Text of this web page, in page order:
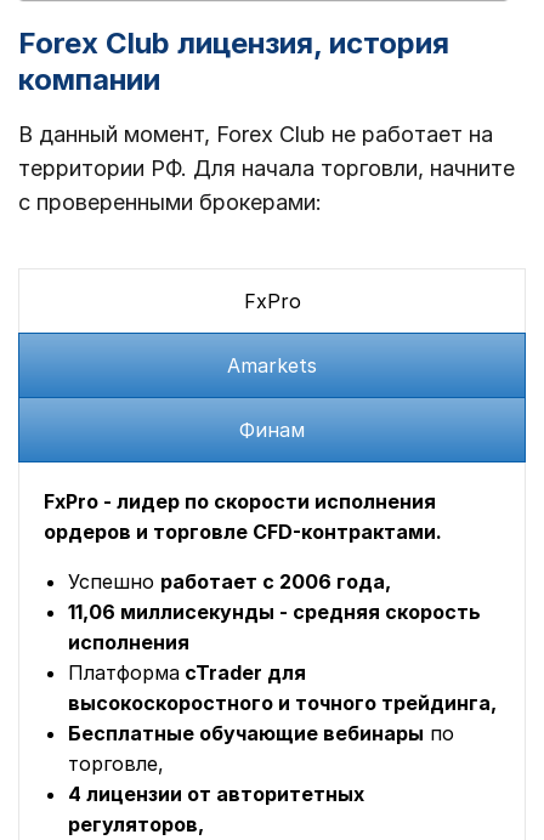
Forex Club лицензия, история
компании
В данный момент, Forex Club не работает на
территории РФ. Для начала торговли, начните
с проверенными брокерами:
FxPro
Amarkets
Финам
FxPro - лидер по скорости исполнения
ордеров и торговле CFD-контрактами.
Успешно работает с 2006 года,
11,06 миллисекунды - средняя скорость
исполнения
Платформа cTrader для
высокоскоростного и точного трейдинга,
Бесплатные обучающие вебинары по
торговле,
4 лицензии от авторитетных
регуляторов,